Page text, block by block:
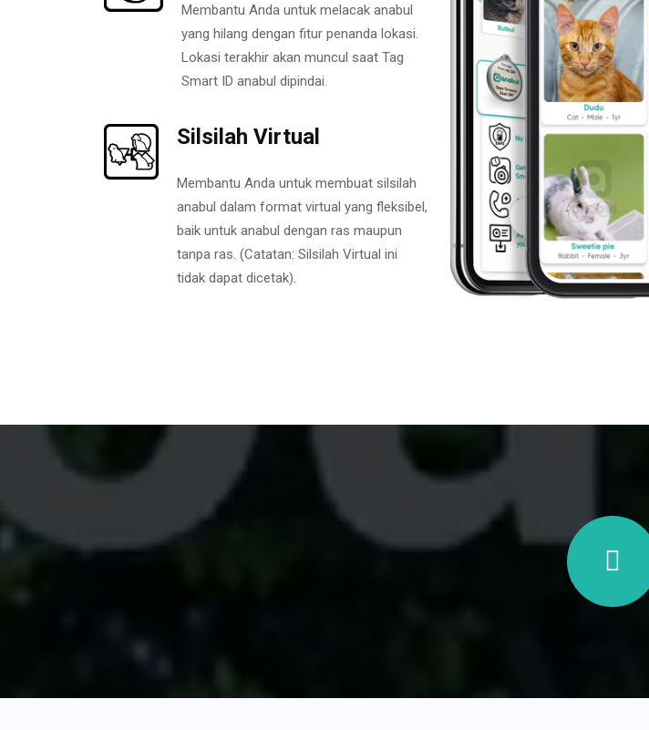
Membantu Anda untuk melacak anabul
yang hilang dengan fitur penanda lokasi.
Lokasi terakhir akan muncul saat Tag
Smart ID anabul dipindai.
Silsilah Virtual
Membantu Anda untuk membuat silsilah
anabul dalam format virtual yang fleksibel,
baik untuk anabul dengan ras maupun
tanpa ras. (Catatan: Silsilah Virtual ini
tidak dapat dicetak).